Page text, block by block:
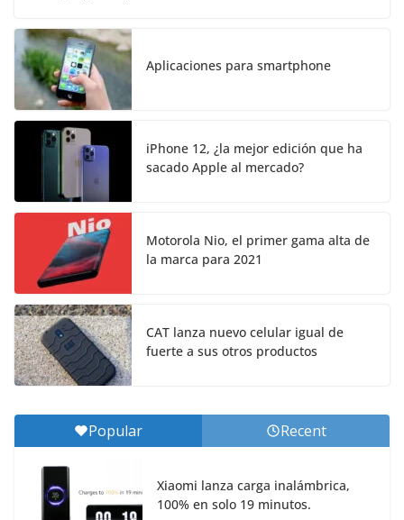
Aplicaciones para smartphone
iPhone 12, ¿la mejor edición que ha
sacado Apple al mercado?
Motorola Nio, el primer gama alta de
la marca para 2021
CAT lanza nuevo celular igual de
fuerte a sus otros productos
Popular Recent
Xiaomi lanza carga inalámbrica,
100% en solo 19 minutos.